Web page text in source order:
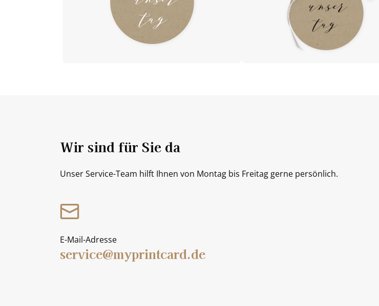
Wir sind für Sie da
Unser Service-Team hilft Ihnen von Montag bis Freitag gerne persönlich.
E-Mail-Adresse
service@myprintcard.de